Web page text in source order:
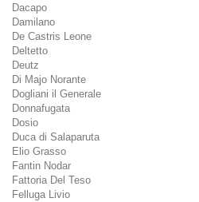
Dacapo
Damilano
De Castris Leone
Deltetto
Deutz
Di Majo Norante
Dogliani il Generale
Donnafugata
Dosio
Duca di Salaparuta
Elio Grasso
Fantin Nodar
Fattoria Del Teso
Felluga Livio